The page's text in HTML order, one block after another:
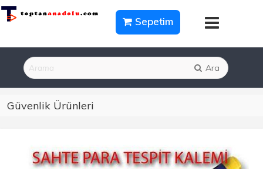
Sepetim
Ara
Güvenlik Ürünleri